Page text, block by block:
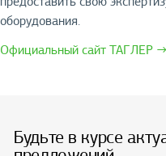
оборудования.
Официальный сайт ТАГЛЕР →
Будьте в курсе